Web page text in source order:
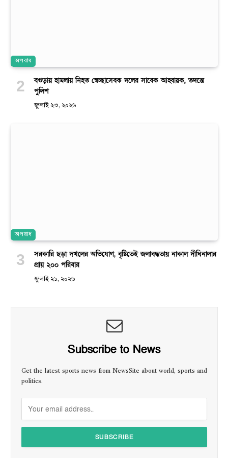
অপরাধ
বগুড়ায় হামলায় নিহত স্বেচ্ছাসেবক দলের সাবেক আহ্বায়ক, তদন্তে
পুলিশ
জুলাই ২৩, ২০২৬
অপরাধ
সরকারি ছড়া দখলের অভিযোগ, বৃষ্টিতেই জলাবদ্ধতায় নাকাল দীঘিনালার
প্রায় ২০০ পরিবার
জুলাই ২১, ২০২৬
Subscribe to News
Get the latest sports news from NewsSite about world, sports and
politics.